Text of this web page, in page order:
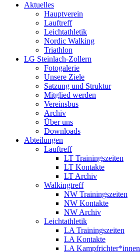
Aktuelles
Hauptverein
Lauftreff
Leichtathletik
Nordic Walking
Triathlon
LG Steinlach-Zollern
Fotogalerie
Unsere Ziele
Satzung und Struktur
Mitglied werden
Vereinsbus
Archiv
Über uns
Downloads
Abteilungen
Lauftreff
LT Trainingszeiten
LT Kontakte
LT Archiv
Walkingtreff
NW Trainingszeiten
NW Kontakte
NW Archiv
Leichtathletik
LA Trainingszeiten
LA Kontakte
LA Kampfrichter*innen